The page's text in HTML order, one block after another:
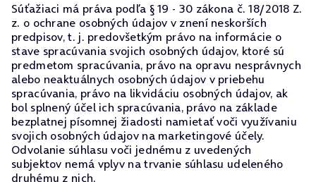
Súťažiaci má práva podľa § 19 - 30 zákona č. 18/2018 Z.
z. o ochrane osobných údajov v znení neskorších
predpisov, t. j. predovšetkým právo na informácie o
stave spracúvania svojich osobných údajov, ktoré sú
predmetom spracúvania, právo na opravu nesprávnych
alebo neaktuálnych osobných údajov v priebehu
spracúvania, právo na likvidáciu osobných údajov, ak
bol splnený účel ich spracúvania, právo na základe
bezplatnej písomnej žiadosti namietať voči využívaniu
svojich osobných údajov na marketingové účely.
Odvolanie súhlasu voči jednému z uvedených
subjektov nemá vplyv na trvanie súhlasu udeleného
druhému z nich.